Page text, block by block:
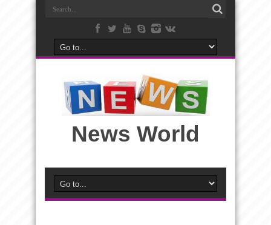
News World